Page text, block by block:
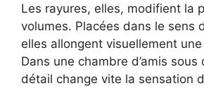
Les rayures, elles, modifient la
volumes. Placées dans le sens
elles allongent visuellement
Dans une chambre d’amis sous
détail change vite la sensation